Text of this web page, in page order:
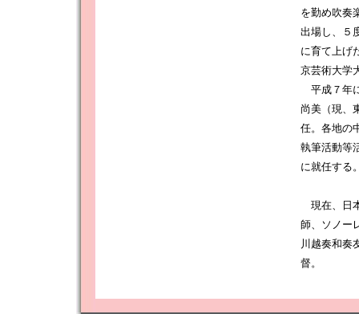
を勤め吹奏
出場し、５
に育て上げ
京芸術大学
平成７年
尚美（現、
任。各地の
執筆活動等
に就任する
現在、日
師、ソノー
川越奏和奏
督。